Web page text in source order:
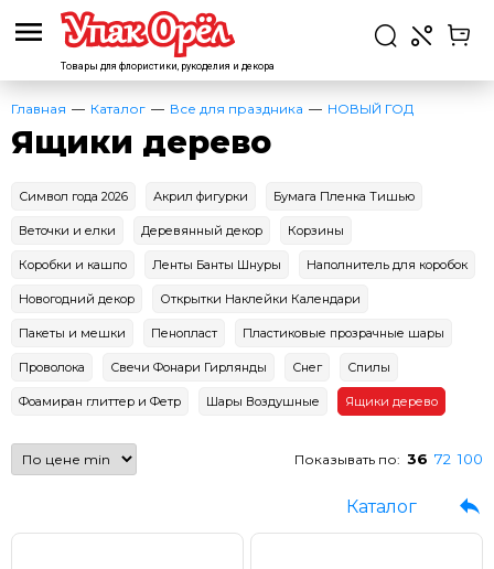
Товары для флористики, рукоделия и декора
Главная Каталог Все для праздника НОВЫЙ ГОД
Ящики дерево
Символ года 2026 Акрил фигурки Бумага Пленка Тишью
Веточки и елки Деревянный декор Корзины
Коробки и кашпо Ленты Банты Шнуры Наполнитель для коробок
Новогодний декор Открытки Наклейки Календари
Пакеты и мешки Пенопласт Пластиковые прозрачные шары
Проволока Свечи Фонари Гирлянды Снег Спилы
Фоамиран глиттер и Фетр Шары Воздушные Ящики дерево
Показывать по: 36 72 100
Каталог